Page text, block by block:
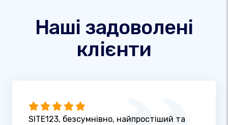
Наші задоволені
клієнти
SITE123, безсумнівно, найпростіший та